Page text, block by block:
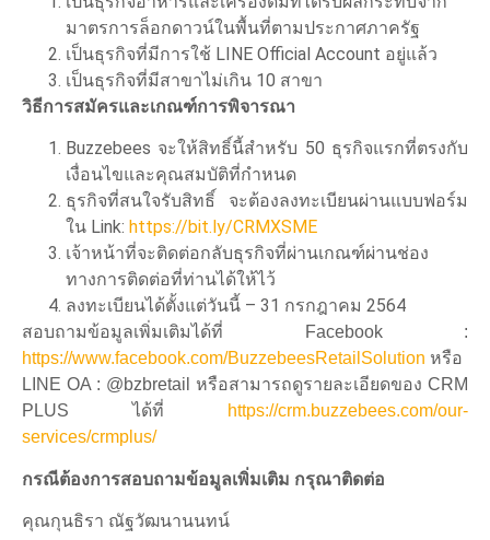
มาตรการล็อกดาวน์ในพื้นที่ตามประกาศภาครัฐ
เป็นธุรกิจที่มีการใช้ LINE Official Account อยู่แล้ว
เป็นธุรกิจที่มีสาขาไม่เกิน 10 สาขา
วิธีการสมัครและเกณฑ์การพิจารณา
Buzzebees จะให้สิทธิ์นี้สำหรับ 50 ธุรกิจแรกที่ตรงกับ
เงื่อนไขและคุณสมบัติที่กำหนด
ธุรกิจที่สนใจรับสิทธิ์ จะต้องลงทะเบียนผ่านแบบฟอร์ม
ใน Link: https://bit.ly/CRMXSME
เจ้าหน้าที่จะติดต่อกลับธุรกิจที่ผ่านเกณฑ์ผ่านช่อง
ทางการติดต่อที่ท่านได้ให้ไว้
ลงทะเบียนได้ตั้งแต่วันนี้ – 31 กรกฎาคม 2564
สอบถามข้อมูลเพิ่มเติมได้ที่ Facebook :
https://www.facebook.com/BuzzebeesRetailSolution หรือ
LINE OA : @bzbretail หรือสามารถดูรายละเอียดของ CRM
PLUS ได้ที่
https://crm.buzzebees.com/our-
services/crmplus/
กรณีต้องการสอบถามข้อมูลเพิ่มเติม กรุณาติดต่อ
คุณกุนธิรา ณัฐวัฒนานนทน์